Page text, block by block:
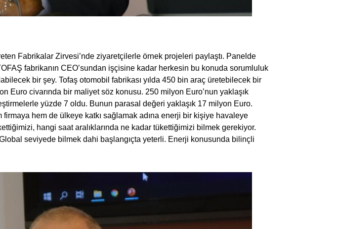
Fabrikalar Zirvesi’nde ziyaretçilerle örnek projeleri paylaştı. Panelde
fabrikanın CEO’sundan işçisine kadar herkesin bu konuda sorumluluk
bir şey. Tofaş otomobil fabrikası yılda 450 bin araç üretebilecek bir
Euro civarında bir maliyet söz konusu. 250 milyon Euro’nun yaklaşık
yüzde 7 oldu. Bunun parasal değeri yaklaşık 17 milyon Euro.
firmaya hem de ülkeye katkı sağlamak adına enerji bir kişiye havaleye
hangi saat aralıklarında ne kadar tükettiğimizi bilmek gerekiyor.
seviyede bilmek dahi başlangıçta yeterli. Enerji konusunda bilinçli